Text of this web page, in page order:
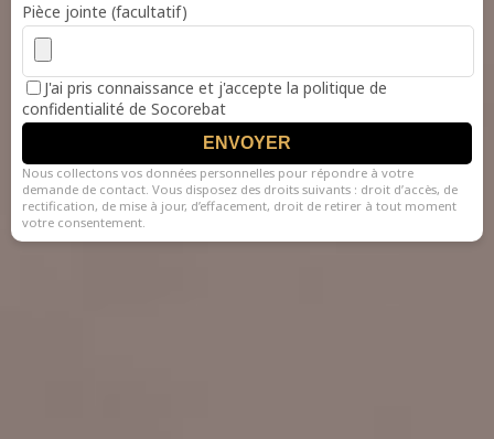
Pièce jointe (facultatif)
J'ai pris connaissance et j'accepte la politique de
confidentialité de Socorebat
ENVOYER
Nous collectons vos données personnelles pour répondre à votre
demande de contact. Vous disposez des droits suivants : droit d’accès, de
rectification, de mise à jour, d’effacement, droit de retirer à tout moment
votre consentement.